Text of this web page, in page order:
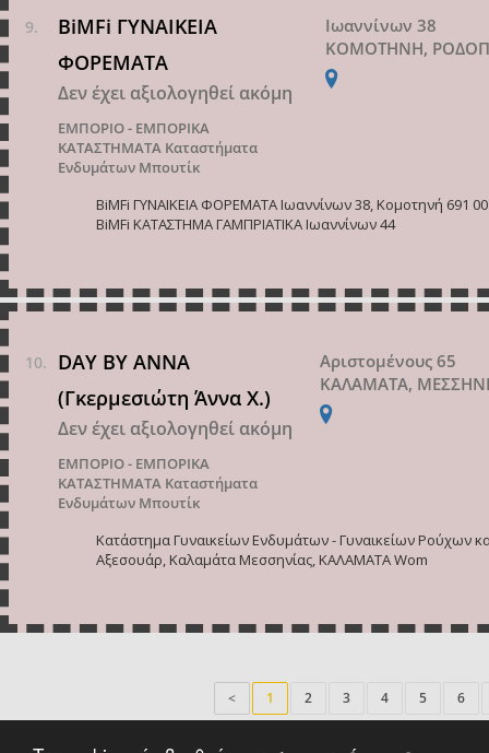
BiMFi ΓΥΝΑΙΚΕΙΑ
ΦΟΡΕΜΑΤΑ
Δεν έχει αξιολογηθεί ακόμη
ΕΜΠΟΡΙΟ - ΕΜΠΟΡΙΚΑ
ΚΑΤΑΣΤΗΜΑΤΑ Καταστήματα
Ενδυμάτων Μπουτίκ
Ιωαννίνων 38
ΚΟΜΟΤΗΝΗ,
BiMFi ΓΥΝΑΙΚΕΙΑ ΦΟΡΕΜΑΤΑ Ιωαννίνων 38, Κομοτηνή 691 00
BiMFi ΚΑΤΑΣΤΗΜΑ ΓΑΜΠΡΙΑΤΙΚΑ Ιωαννίνων 44
DAY BY ANNA
(Γκερμεσιώτη Άννα Χ.)
Δεν έχει αξιολογηθεί ακόμη
ΕΜΠΟΡΙΟ - ΕΜΠΟΡΙΚΑ
ΚΑΤΑΣΤΗΜΑΤΑ Καταστήματα
Ενδυμάτων Μπουτίκ
Αριστομένους 65
ΚΑΛΑΜΑΤΑ,
Κατάστημα Γυναικείων Ενδυμάτων - Γυναικείων Ρούχων
Αξεσουάρ, Καλαμάτα Μεσσηνίας, ΚΑΛΑΜΑΤΑ Wom
< 1 2 3 4 5 6